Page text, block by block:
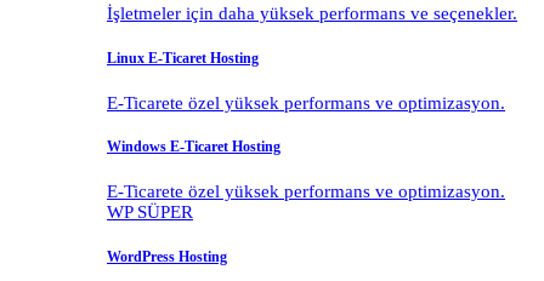
İşletmeler için daha yüksek performans ve seçenekler.
Linux E-Ticaret Hosting
E-Ticarete özel yüksek performans ve optimizasyon.
Windows E-Ticaret Hosting
E-Ticarete özel yüksek performans ve optimizasyon.
WP SÜPER
WordPress Hosting